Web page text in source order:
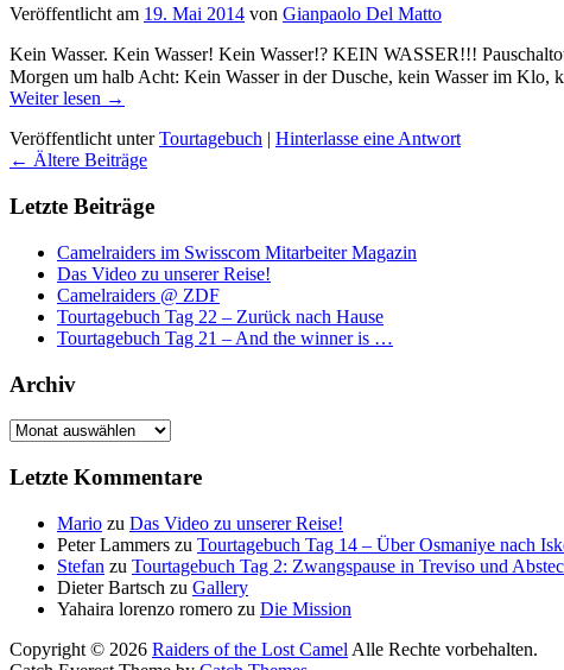
Veröffentlicht am 19. Mai 2014 von Gianpaolo Del Matto
Kein Wasser. Kein Wasser! Kein Wasser!? KEIN WASSER!!!
Morgen um halb Acht: Kein Wasser in der Dusche, kein Wasser im Klo,
Weiter lesen →
Veröffentlicht unterTourtagebuch | Hinterlasse eine Antwort
Beitragsnavigation
← Ältere Beiträge
Letzte Beiträge
Camelraiders im Swisscom Mitarbeiter Magazin
Das Video zu unserer Reise!
Camelraiders @ ZDF
Tourtagebuch Tag 22 – Zurück nach Hause
Tourtagebuch Tag 21 – And the winner is …
Archiv
Archiv
Letzte Kommentare
Mario zu Das Video zu unserer Reise!
Peter Lammers zu Tourtagebuch Tag 14 – Über Osmaniye nach
Stefan zu Tourtagebuch Tag 2: Zwangspause in Treviso und
Dieter Bartsch zu Gallery
Yahaira lorenzo romero zu Die Mission
Copyright © 2026 Raiders of the Lost Camel Alle Rechte vorbehalten.